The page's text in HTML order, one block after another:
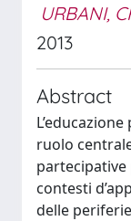
URBANI,
2013
Abstract
ruolo
contesti
delle